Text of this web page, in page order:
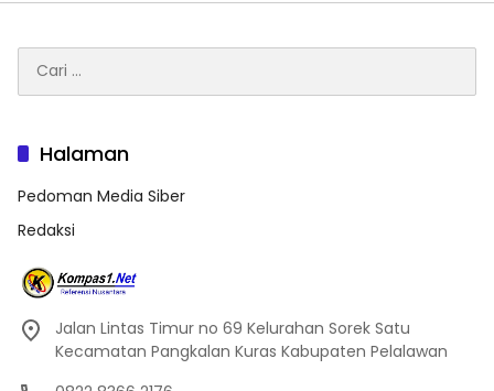
untuk:
Halaman
Pedoman Media Siber
Redaksi
Jalan Lintas Timur no 69 Kelurahan Sorek Satu
Kecamatan Pangkalan Kuras Kabupaten Pelalawan